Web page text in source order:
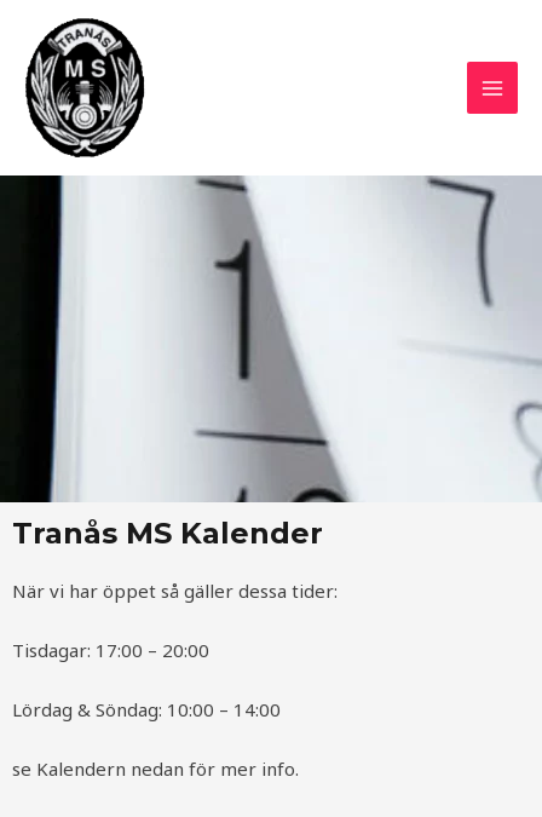
innehåll
Tranås MS Kalender
När vi har öppet så gäller dessa tider:
Tisdagar: 17:00 – 20:00
Lördag & Söndag: 10:00 – 14:00
se Kalendern nedan för mer info.